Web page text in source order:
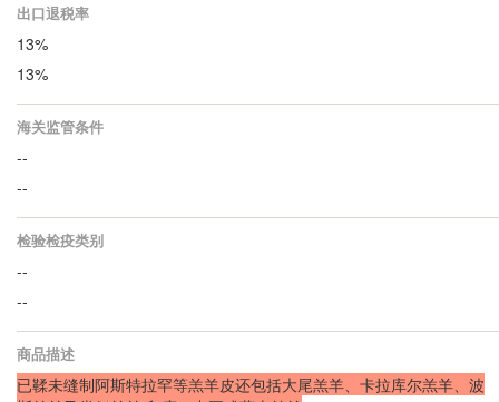
出口退税率
13%
13%
海关监管条件
--
--
检验检疫类别
--
--
商品描述
已鞣未缝制阿斯特拉罕等羔羊皮还包括大尾羔羊、卡拉库尔羔羊、波